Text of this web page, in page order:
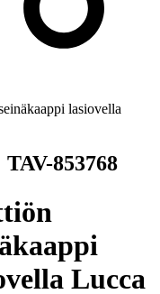
lasiovella
853768
Lucca